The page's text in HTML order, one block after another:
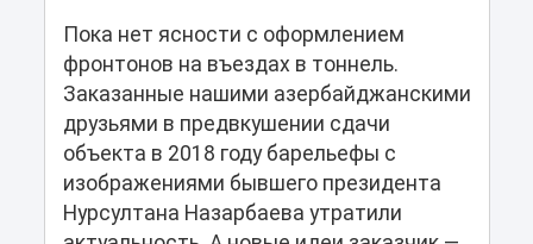
Пока нет ясности с оформлением
фронтонов на въездах в тоннель.
Заказанные нашими азербайджанскими
друзьями в предвкушении сдачи
объекта в 2018 году барельефы с
изображениями бывшего президента
Нурсултана Назарбаева утратили